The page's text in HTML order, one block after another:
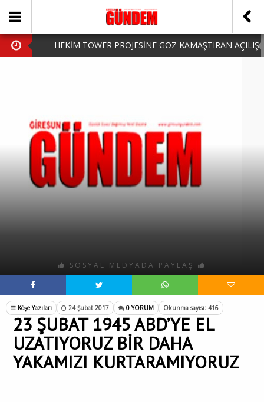
HEKİM TOWER PROJESİNE GÖZ KAMAŞTIRAN AÇILIŞ
HARUN CİCİ: VİDEOYU GÖRÜNCE GÖZLERİM DOLDU
SOSYAL MEDYADA PAYLAŞ
Köşe Yazıları 24 Şubat 2017 0 YORUM Okunma sayısı: 416
23 ŞUBAT 1945 ABD’YE EL
UZATIYORUZ BİR DAHA
YAKAMIZI KURTARAMIYORUZ